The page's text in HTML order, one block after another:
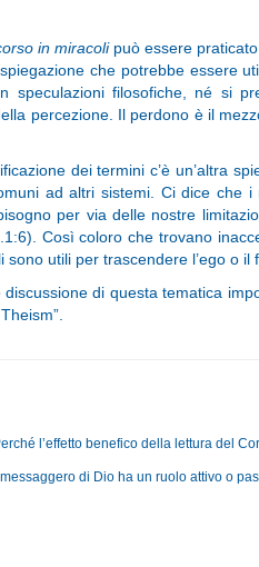
in miracolipuò essere praticato
che potrebbe essere
speculazioni filosofiche, né si
percezione. Il perdono è il
dei termini c’è un’altra
ad altri sistemi. Ci dice che
per via delle nostre
Così coloro che trovano
utili per trascendere l’ego o il
di questa tematica
l’effetto benefico della lettura del
di Dio ha un ruolo attivo o